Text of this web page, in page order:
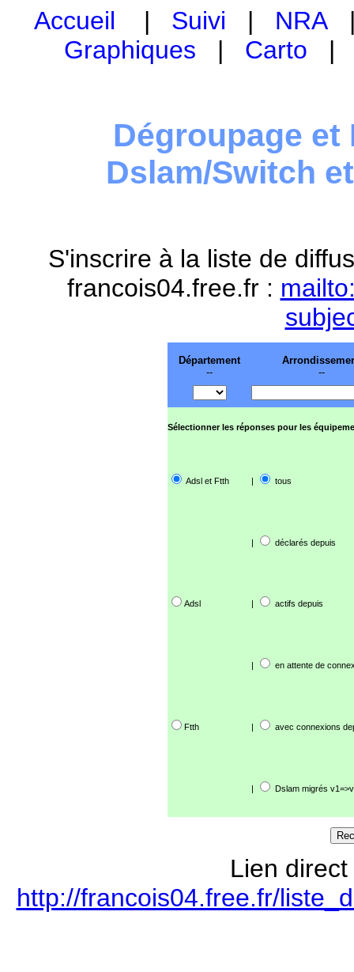
Accueil | Suivi | NRA
Graphiques | Carto
Dégroupage et
Dslam/Switch
S'inscrire à la liste de
francois04.free.fr :
Département
--
--
Sélectionner les réponses pour les
Adsl et Ftth | tous
| déclarés depuis
Adsl | actifs depuis
| en attente de
Ftth | avec connexions
| Dslam migrés
Lien
http://francois04.free.fr/